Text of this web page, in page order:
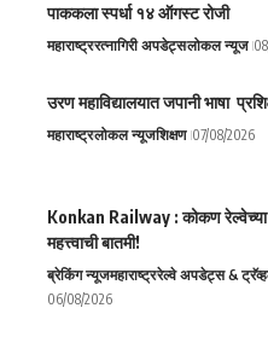
पाककला स्पर्धा १४ ऑगस्ट रोजी
महाराष्ट्ररत्नागिरी अपडेट्सलोकल न्यूज
उरण महाविद्यालयात जपानी भाषा
महाराष्ट्रलोकल न्यूजशिक्षण 07/08/2026
Konkan Railway : कोकण रेल्वेच्या
महत्त्वाची बातमी!
ब्रेकिंग न्यूजमहाराष्ट्ररेल्वे अपडेट्स &
06/08/2026